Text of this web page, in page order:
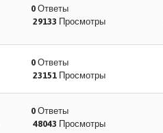
0 Ответы
29133 Просмотры
0 Ответы
23151 Просмотры
0 Ответы
48043 Просмотры